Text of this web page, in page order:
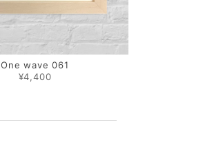
One wave 061
¥4,400